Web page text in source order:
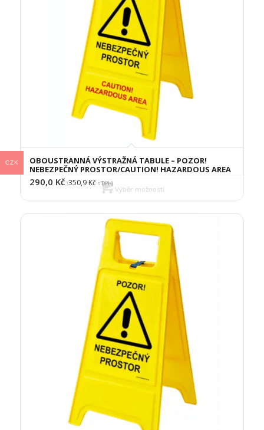
OBOUSTRANNÁ VÝSTRAŽNÁ TABULE – POZOR!
NEBEZPEČNÝ PROSTOR/CAUTION! HAZARDOUS AREA
290,0 Kč (350,9Kčs DPH)
Výběr možností
CZK